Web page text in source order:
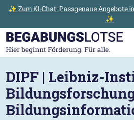
✨ Zum KI-Chat: Passgenaue Angebote
✨
Zum Hauptinhalt der Seite
Zur Startseite gehen
DIPF | Leibniz-